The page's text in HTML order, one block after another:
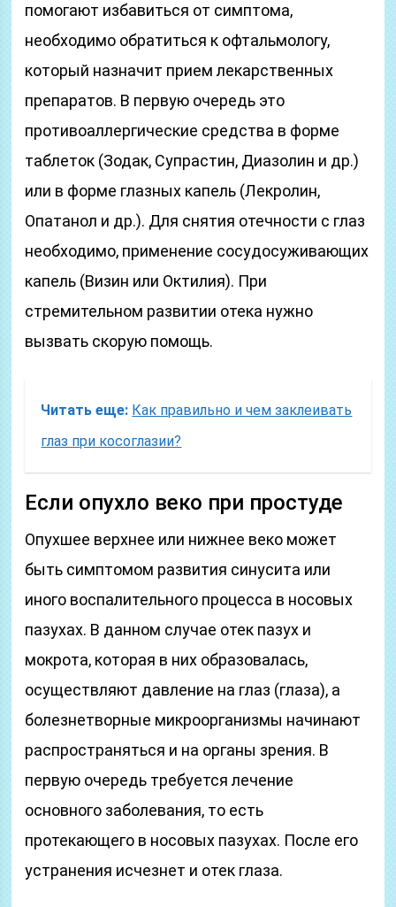
помогают избавиться от симптома,
необходимо обратиться к офтальмологу,
который назначит прием лекарственных
препаратов. В первую очередь это
противоаллергические средства в форме
таблеток (Зодак, Супрастин, Диазолин и др.)
или в форме глазных капель (Лекролин,
Опатанол и др.). Для снятия отечности с глаз
необходимо, применение сосудосуживающих
капель (Визин или Октилия). При
стремительном развитии отека нужно
вызвать скорую помощь.
Читать еще: Как правильно и чем заклеивать
глаз при косоглазии?
Если опухло веко при простуде
Опухшее верхнее или нижнее веко может
быть симптомом развития синусита или
иного воспалительного процесса в носовых
пазухах. В данном случае отек пазух и
мокрота, которая в них образовалась,
осуществляют давление на глаз (глаза), а
болезнетворные микроорганизмы начинают
распространяться и на органы зрения. В
первую очередь требуется лечение
основного заболевания, то есть
протекающего в носовых пазухах. После его
устранения исчезнет и отек глаза.